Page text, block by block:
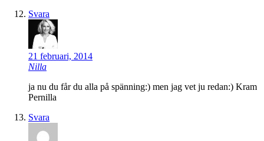
Svara
21 februari, 2014
Nilla
ja nu du får du alla på spänning:) men jag vet ju redan:) Kram
Pernilla
Svara